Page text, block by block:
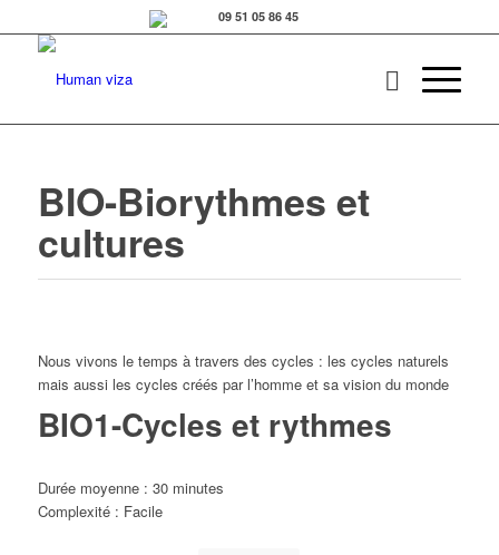
BIO-Biorythmes et
cultures
Nous vivons le temps à travers des cycles : les cycles naturels
mais aussi les cycles créés par l’homme et sa vision du monde
BIO1-Cycles et rythmes
Durée moyenne : 30 minutes
Complexité : Facile